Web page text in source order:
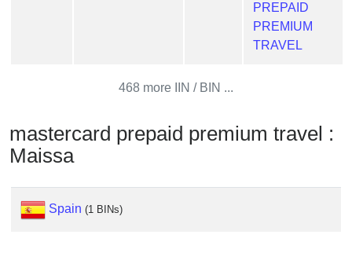
Service
is
My
PREPAID
PREMIUM
TRAVEL
468 more IIN / BIN ...
mastercard prepaid premium travel :
Maissa
Spain (1 BINs)